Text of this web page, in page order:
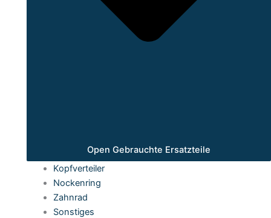
Open Gebrauchte Ersatzteile
Kopfverteiler
Nockenring
Zahnrad
Sonstiges